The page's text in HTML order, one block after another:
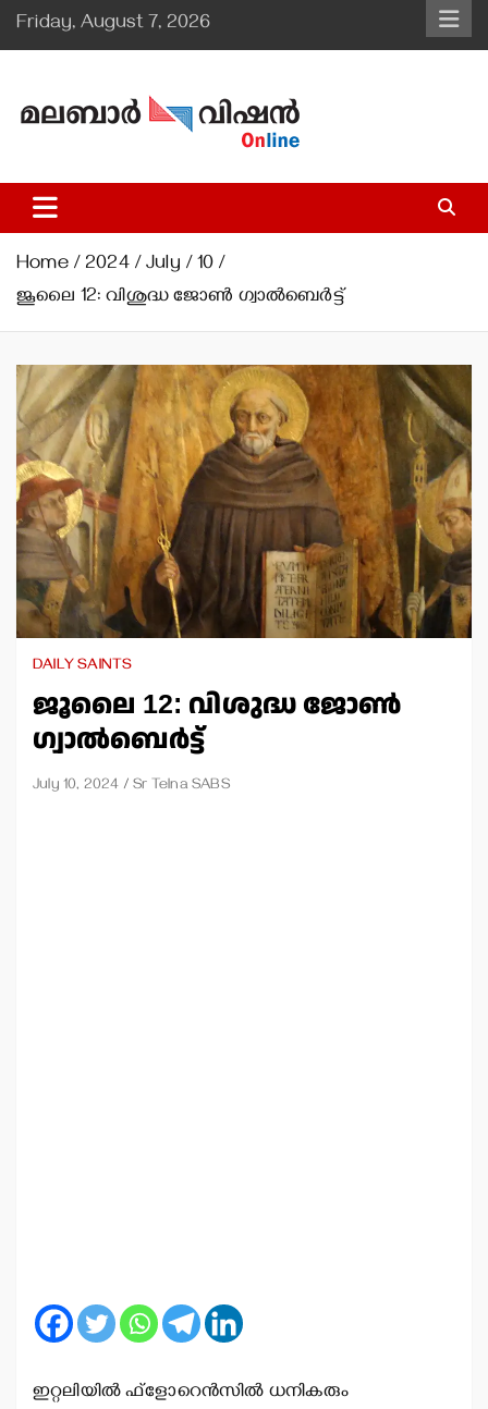
Skip
to
Friday, August 7, 2026
Malabar Vision Online
Illuminating Diocesan News with Divine Clarity.
Home 2024 July
10
ജൂലൈ 12: വിശുദ്ധ ജോണ്‍ ഗ്വാല്‍ബെര്‍ട്ട്
DAILY SAINTS
ജൂലൈ 12: വിശുദ്ധ ജോണ്‍
ഗ്വാല്‍ബെര്‍ട്ട്
July 10, 2024 Sr Telna SABS
ഇറ്റലിയില്‍ ഫ്‌ളോറെന്‍സില്‍ ധനികരും